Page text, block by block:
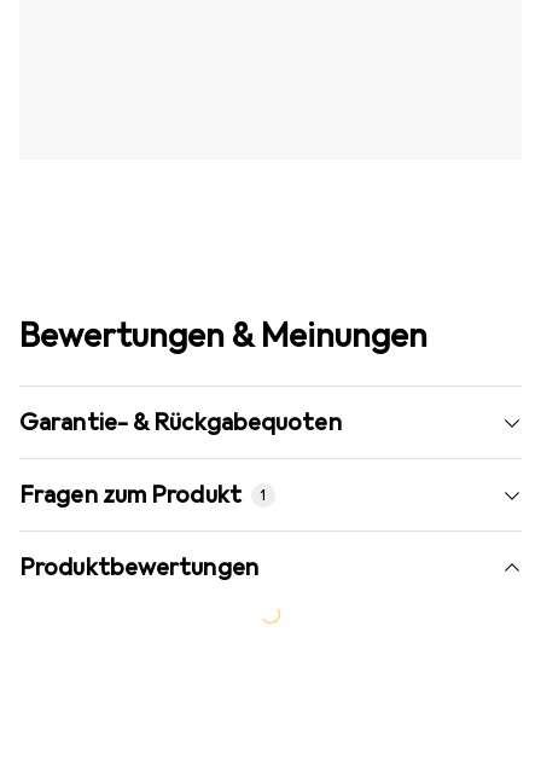
Bewertungen & Meinungen
Garantie- & Rückgabequoten
Fragen zum Produkt 1
Produktbewertungen